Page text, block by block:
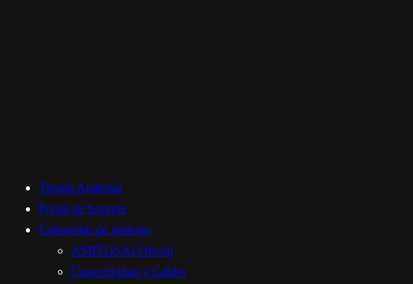
Tienda Amitosai
Portal de Soporte
Categorías de noticias
AMITOSAI Oficial
Conectividad y Cables